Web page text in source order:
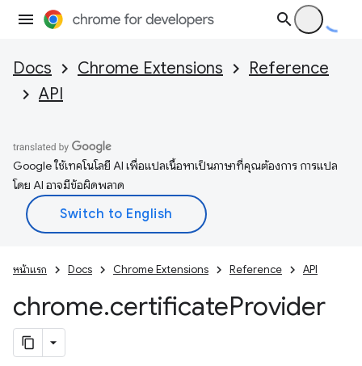
Docs Chrome Extensions
Reference
API
Google ใช้เทคโนโลยี AI เพื่อแปลเนื้อหาเป็นภาษาที่คุณต้องการ การแปล
โดย AI อาจมีข้อผิดพลาด
หน้าแรก Docs Chrome Extensions Reference API
chrome.certificateProvider